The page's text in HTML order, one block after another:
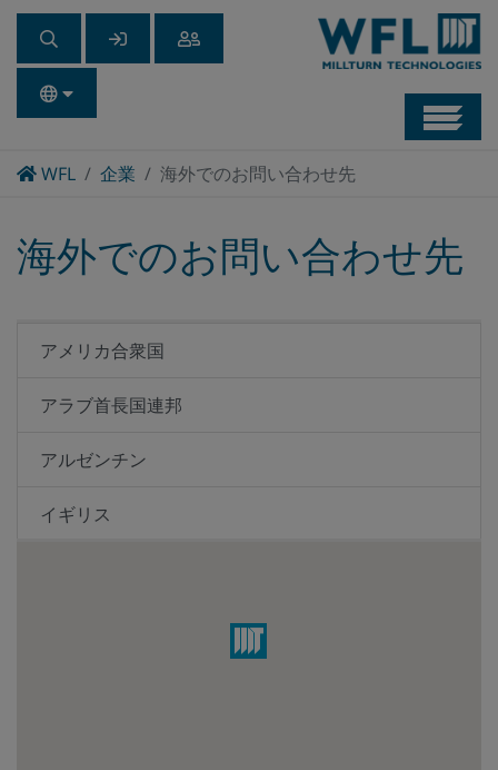
WFLHome
企業 海外でのお問い合わせ先
海外でのお問い合わせ先
アメリカ合衆国
アラブ首長国連邦
アルゼンチン
イギリス